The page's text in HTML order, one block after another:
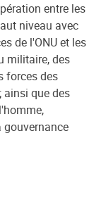
entre les
niveau avec
de l'ONU et les
militaire, des
forces des
ainsi que des
gouvernance